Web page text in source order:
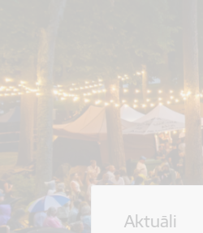
Aktuāli